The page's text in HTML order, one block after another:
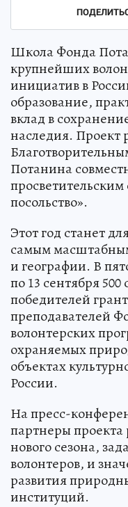
Школа Фонда
крупнейших
инициатив в
образование,
вклад в
наследия. Проект
Потанина
посольство».
Этот год станет
самым
и географии. В
по 13 сентября
победителей
преподавателей
волонтерских
охраняемых
объектах
России.
На пресс-
партнеры проекта
нового сезона,
волонтеров, и
развития
институций.